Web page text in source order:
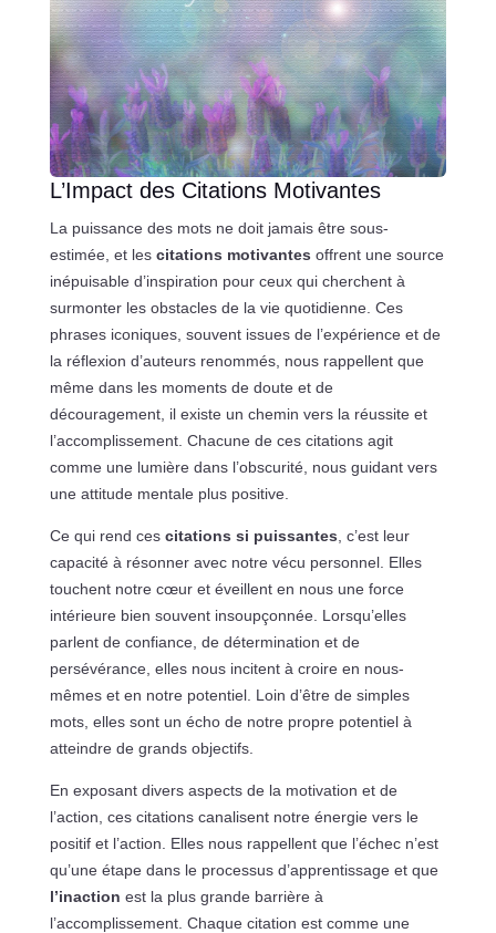
L’Impact des Citations Motivantes
La puissance des mots ne doit jamais être sous-
estimée, et les citations motivantes offrent une source
inépuisable d’inspiration pour ceux qui cherchent à
surmonter les obstacles de la vie quotidienne. Ces
phrases iconiques, souvent issues de l’expérience et de
la réflexion d’auteurs renommés, nous rappellent que
même dans les moments de doute et de
découragement, il existe un chemin vers la réussite et
l’accomplissement. Chacune de ces citations agit
comme une lumière dans l’obscurité, nous guidant vers
une attitude mentale plus positive.
Ce qui rend ces citations si puissantes , c’est leur
capacité à résonner avec notre vécu personnel. Elles
touchent notre cœur et éveillent en nous une force
intérieure bien souvent insoupçonnée. Lorsqu’elles
parlent de confiance, de détermination et de
persévérance, elles nous incitent à croire en nous-
mêmes et en notre potentiel. Loin d’être de simples
mots, elles sont un écho de notre propre potentiel à
atteindre de grands objectifs.
En exposant divers aspects de la motivation et de
l’action, ces citations canalisent notre énergie vers le
positif et l’action. Elles nous rappellent que l’échec n’est
qu’une étape dans le processus d’apprentissage et que
l’inaction est la plus grande barrière à
l’accomplissement. Chaque citation est comme une